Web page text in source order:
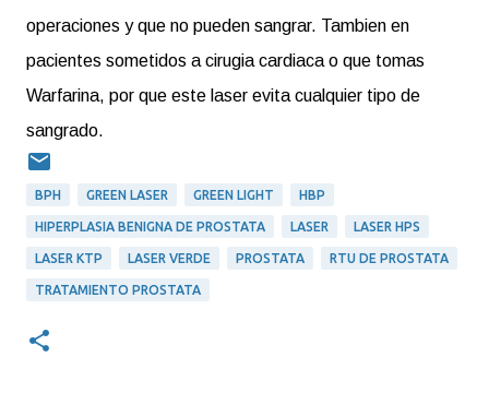
operaciones y que no pueden sangrar. Tambien en
pacientes sometidos a cirugia cardiaca o que tomas
Warfarina, por que este laser evita cualquier tipo de
sangrado.
BPH GREEN LASER GREEN LIGHT HBP
HIPERPLASIA BENIGNA DE PROSTATA LASER LASER HPS
LASER KTP LASER VERDE PROSTATA RTU DE PROSTATA
TRATAMIENTO PROSTATA